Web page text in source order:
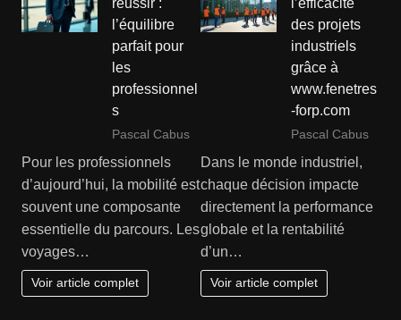
réussir :
l’équilibre
parfait pour
les
professionnel
s
Pascal Cabus
Pour les professionnels
d’aujourd’hui, la mobilité est
souvent une composante
essentielle du parcours. Les
voyages…
Voir article complet
l’efficacité
des projets
industriels
grâce à
www.fenetres
-forp.com
Pascal Cabus
Dans le monde industriel,
chaque décision impacte
directement la performance
globale et la rentabilité
d’un…
Voir article complet